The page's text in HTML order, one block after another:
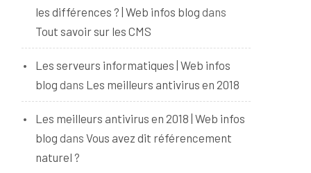
les différences ? | Web infos blog dans
Tout savoir sur les CMS
Les serveurs informatiques | Web infos
blog dans Les meilleurs antivirus en 2018
Les meilleurs antivirus en 2018 | Web infos
blog dans Vous avez dit référencement
naturel ?